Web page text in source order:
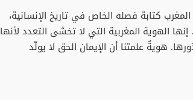
كتابة فصله الخاص في تاريخ الإنسانية،
الهوية المغربية التي لا تخشى التعدد لأنها
هويةٌ علمتنا أن الإيمان الحق لا يولّد